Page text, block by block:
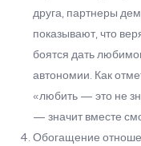
друга, партнеры
показывают, что
боятся дать
автономии. Как
«любить — это не
— значит вместе
Обогащение